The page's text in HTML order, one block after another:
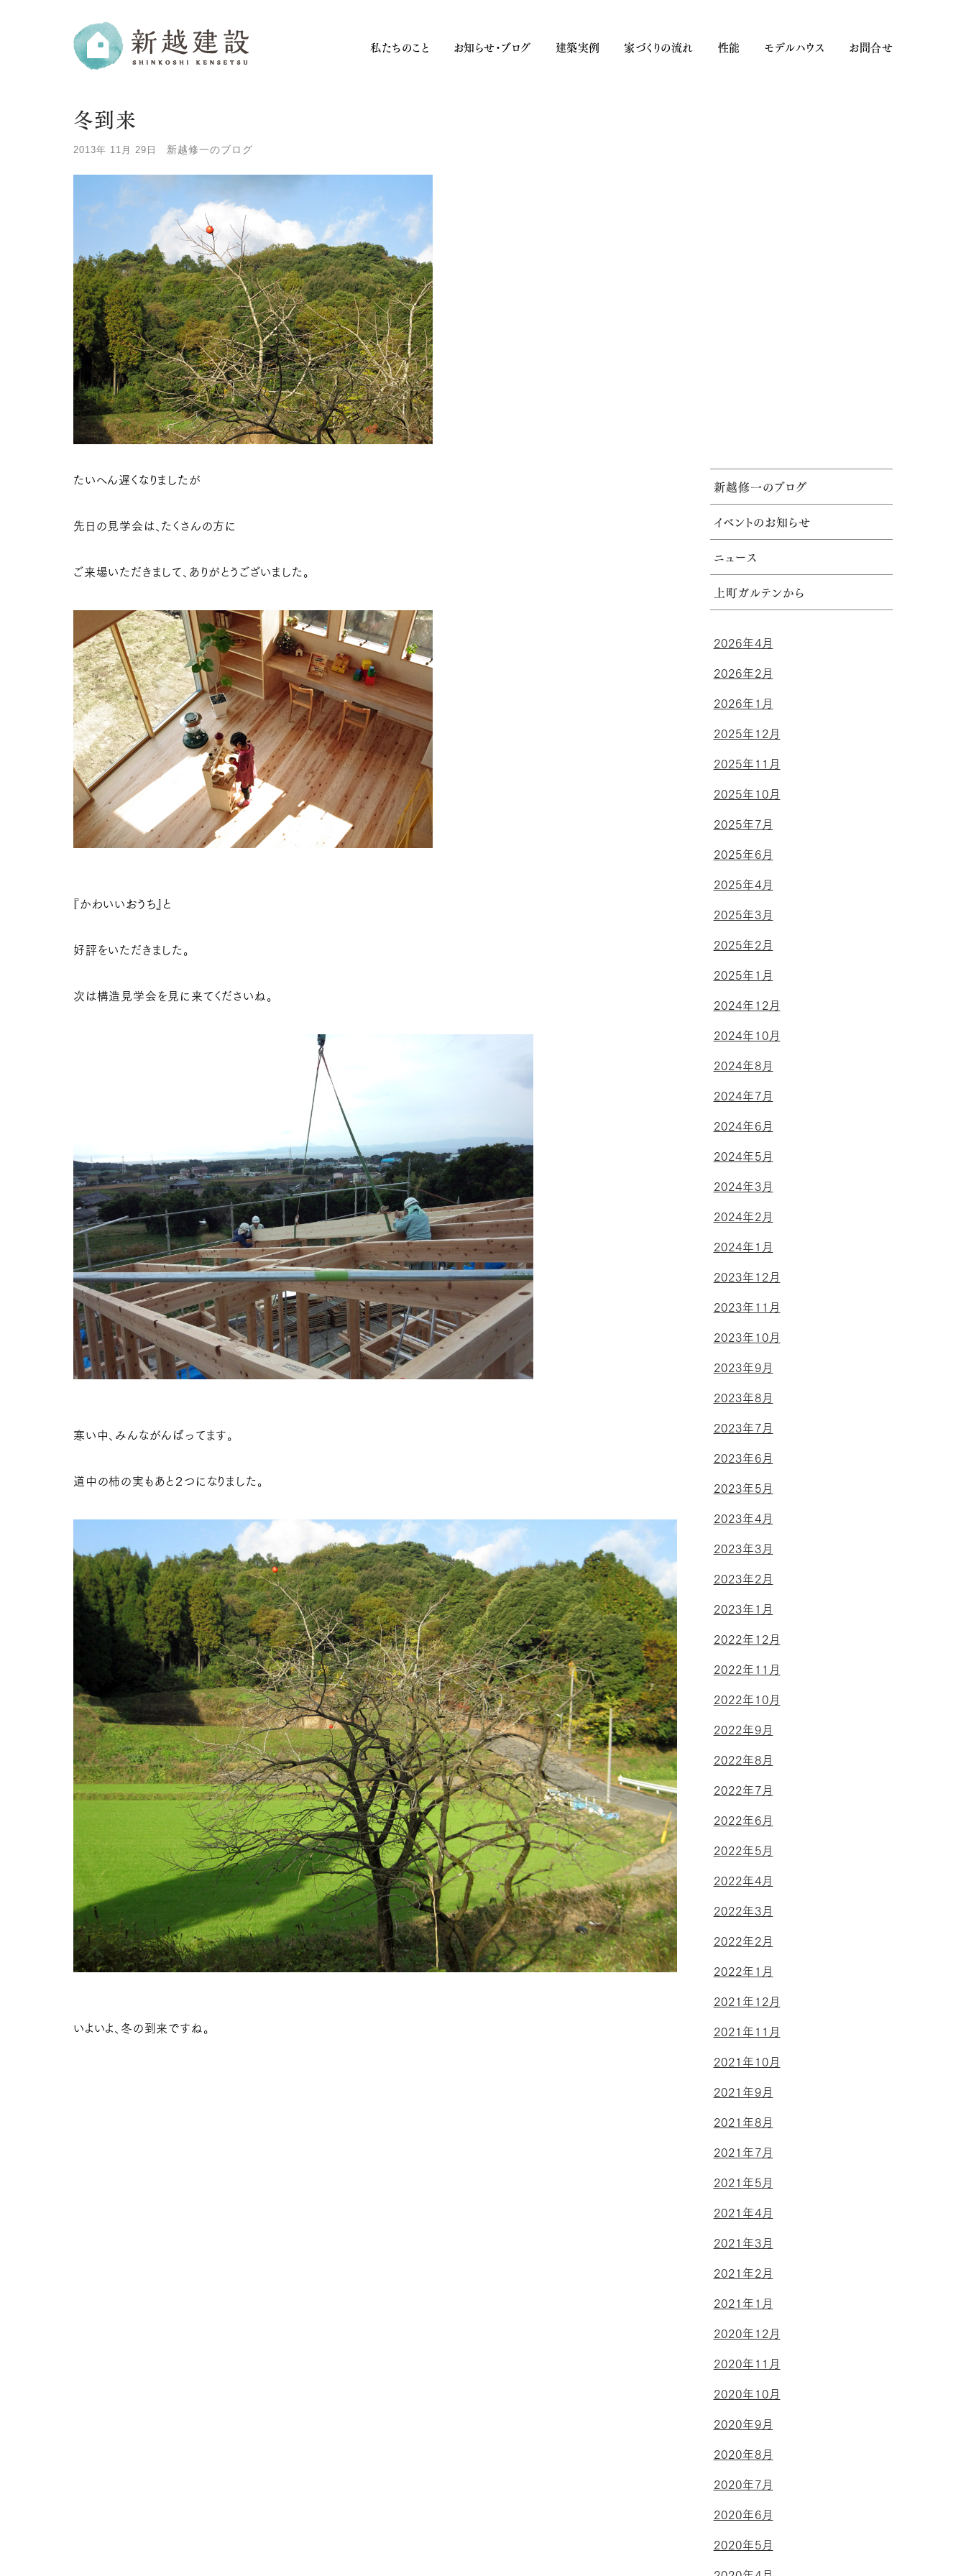
私たちのこと お知らせ・ブログ 建築実例 家づくりの流れ 性能 モデルハウス お問合せ
冬到来
2013年 11月 29日 新越修一のブログ
たいへん遅くなりましたが
先日の見学会は、たくさんの方に
ご来場いただきまして、ありがとうございました。
『かわいいおうち』と
好評をいただきました。
次は構造見学会を見に来てくださいね。
寒い中、みんながんばってます。
道中の柿の実もあと２つになりました。
いよいよ、冬の到来ですね。
新越修一のブログ
イベントのお知らせ
ニュース
上町ガルテンから
2026年4月
2026年2月
2026年1月
2025年12月
2025年11月
2025年10月
2025年7月
2025年6月
2025年4月
2025年3月
2025年2月
2025年1月
2024年12月
2024年10月
2024年8月
2024年7月
2024年6月
2024年5月
2024年3月
2024年2月
2024年1月
2023年12月
2023年11月
2023年10月
2023年9月
2023年8月
2023年7月
2023年6月
2023年5月
2023年4月
2023年3月
2023年2月
2023年1月
2022年12月
2022年11月
2022年10月
2022年9月
2022年8月
2022年7月
2022年6月
2022年5月
2022年4月
2022年3月
2022年2月
2022年1月
2021年12月
2021年11月
2021年10月
2021年9月
2021年8月
2021年7月
2021年5月
2021年4月
2021年3月
2021年2月
2021年1月
2020年12月
2020年11月
2020年10月
2020年9月
2020年8月
2020年7月
2020年6月
2020年5月